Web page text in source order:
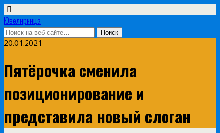
Ювелирница
20.01.2021
Пятёрочка сменила
позиционирование и
представила новый слоган